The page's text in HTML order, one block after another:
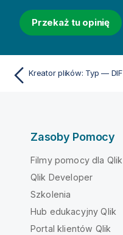
Przekaż tu opinię
Kreator plików: Typ — DIF
Zasoby Pomocy
Filmy pomocy dla Qlik
Qlik Developer
Szkolenia
Hub edukacyjny Qlik
Portal klientów Qlik